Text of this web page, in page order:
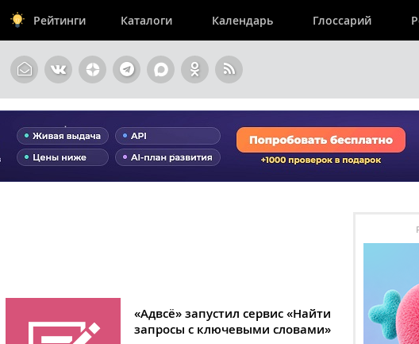
Рейтинги Каталоги Календарь Глоссарий
«Адвсё» запустил сервис «Найти
запросы с ключевыми словами»